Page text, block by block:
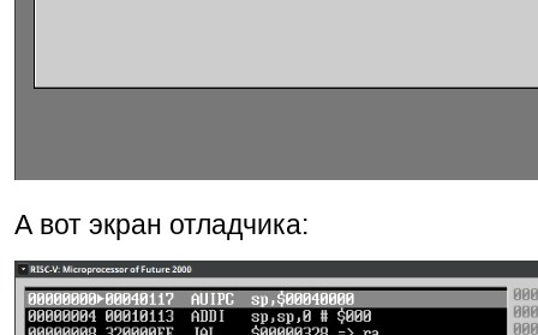
А вот экран отладчика: